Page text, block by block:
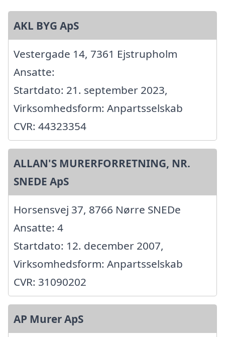
AKL BYG ApS
Vestergade 14, 7361 Ejstrupholm
Ansatte:
Startdato: 21. september 2023,
Virksomhedsform: Anpartsselskab
CVR: 44323354
ALLAN'S MURERFORRETNING, NR.
SNEDE ApS
Horsensvej 37, 8766 Nørre SNEDe
Ansatte: 4
Startdato: 12. december 2007,
Virksomhedsform: Anpartsselskab
CVR: 31090202
AP Murer ApS